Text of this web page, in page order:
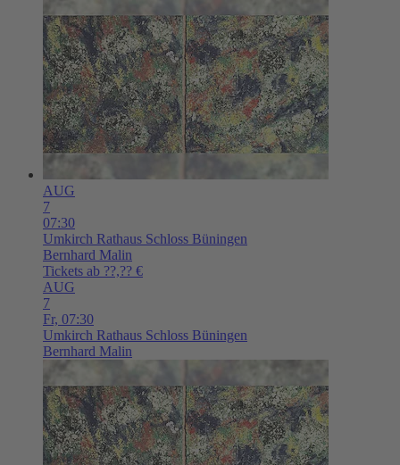
AUG
7
07:30
Umkirch Rathaus Schloss Büningen
Bernhard Malin
Tickets ab ??,?? €
AUG
7
Fr, 07:30
Umkirch Rathaus Schloss Büningen
Bernhard Malin